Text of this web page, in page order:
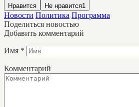
Нравится Не нравится1
Новости Политика Программа
Поделиться новостью
Добавить комментарий
Имя *
Комментарий